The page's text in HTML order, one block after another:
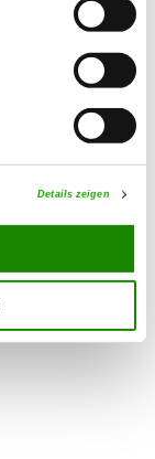
Details zeigen